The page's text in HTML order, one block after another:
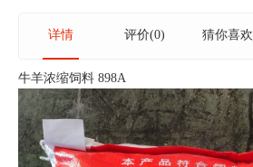
详情 评价(0) 猜你喜欢
牛羊浓缩饲料 898A